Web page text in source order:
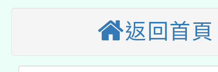
暨閱讀推動專業研習
科技賦能─人工智慧
A3數位素養講師名單
「數位內容與教學軟體
返回首頁